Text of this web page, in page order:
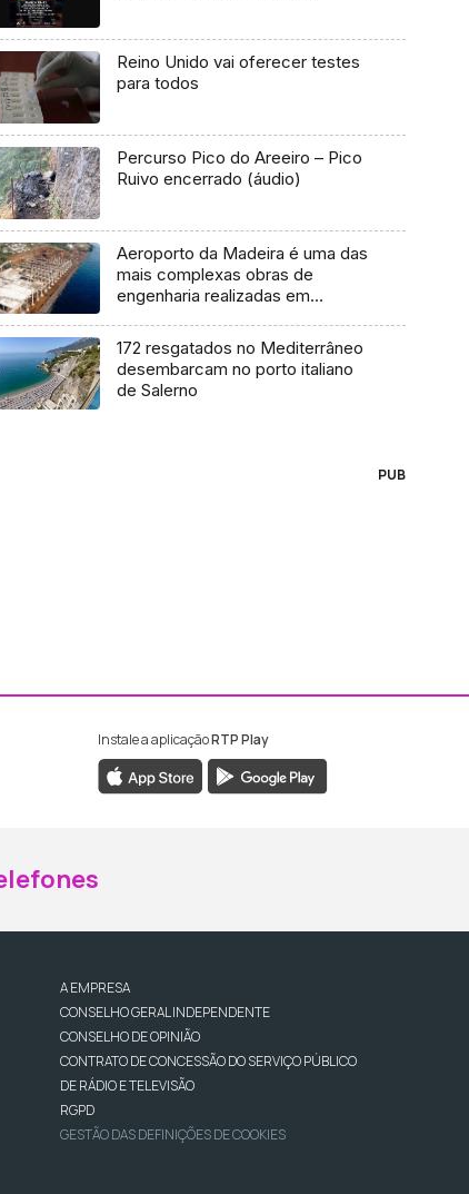
Reino Unido vai oferecer testes
para todos
Percurso Pico do Areeiro – Pico
Ruivo encerrado (áudio)
Aeroporto da Madeira é uma das
mais complexas obras de
engenharia realizadas em
172 resgatados no Mediterrâneo
desembarcam no porto italiano
de Salerno
PUB
da RTP Madeira
da RTP Madeira
Instale a aplicaçãoRTP Play
A EMPRESA
CONSELHO GERAL INDEPENDENTE
CONSELHO DE OPINIÃO
CONTRATO DE CONCESSÃO DO SERVIÇO PÚBLICO
DE RÁDIO E TELEVISÃO
RGPD
GESTÃO DAS DEFINIÇÕES DE COOKIES